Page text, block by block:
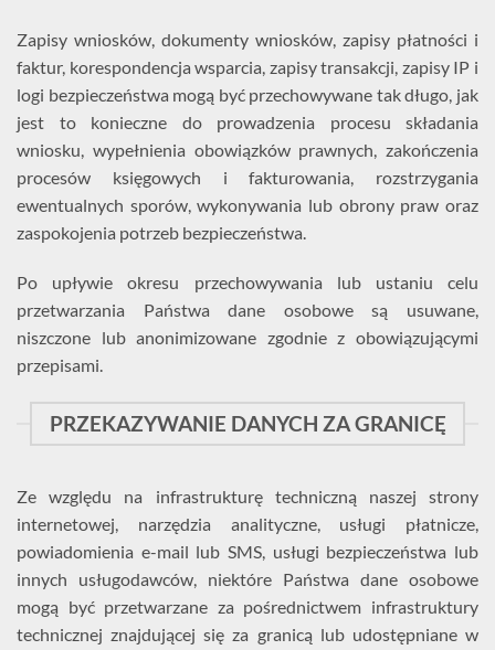
Zapisy wniosków, dokumenty wniosków, zapisy płatności i
faktur, korespondencja wsparcia, zapisy transakcji, zapisy IP i
logi bezpieczeństwa mogą być przechowywane tak długo, jak
jest to konieczne do prowadzenia procesu składania
wniosku, wypełnienia obowiązków prawnych, zakończenia
procesów księgowych i fakturowania, rozstrzygania
ewentualnych sporów, wykonywania lub obrony praw oraz
zaspokojenia potrzeb bezpieczeństwa.
Po upływie okresu przechowywania lub ustaniu celu
przetwarzania Państwa dane osobowe są usuwane,
niszczone lub anonimizowane zgodnie z obowiązującymi
przepisami.
PRZEKAZYWANIE DANYCH ZA GRANICĘ
Ze względu na infrastrukturę techniczną naszej strony
internetowej, narzędzia analityczne, usługi płatnicze,
powiadomienia e-mail lub SMS, usługi bezpieczeństwa lub
innych usługodawców, niektóre Państwa dane osobowe
mogą być przetwarzane za pośrednictwem infrastruktury
technicznej znajdującej się za granicą lub udostępniane w